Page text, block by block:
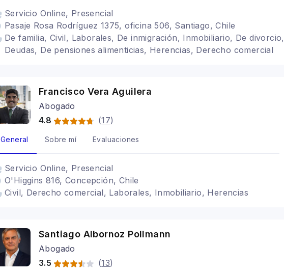
Servicio Online, Presencial
Pasaje Rosa Rodríguez 1375, oficina 506, Santiago, Chile
De familia, Civil, Laborales, De inmigración, Inmobiliario, De divorcio,
Deudas, De pensiones alimenticias, Herencias, Derecho comercial
Francisco Vera Aguilera
Abogado
4.8
(17)
General Sobre mí Evaluaciones
Servicio Online, Presencial
O'Higgins 816, Concepción, Chile
Civil, Derecho comercial, Laborales, Inmobiliario, Herencias
Santiago Albornoz Pollmann
Abogado
3.5
(13)